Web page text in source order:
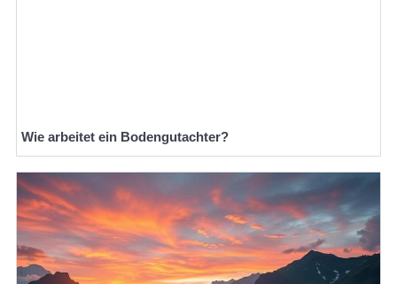
Wie arbeitet ein Bodengutachter?